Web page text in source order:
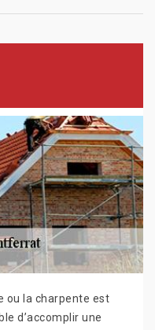
ou la charpente est
d’accomplir une